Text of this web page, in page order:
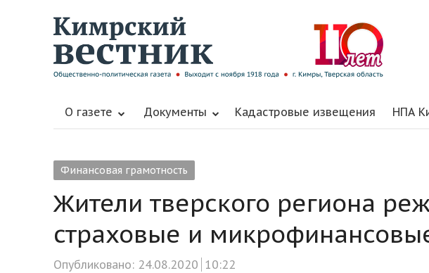
О газете Документы Кадастровые извещения НПА
Финансовая грамотность
Жители тверского региона
страховые и
Опубликовано: 24.08.2020 10:22